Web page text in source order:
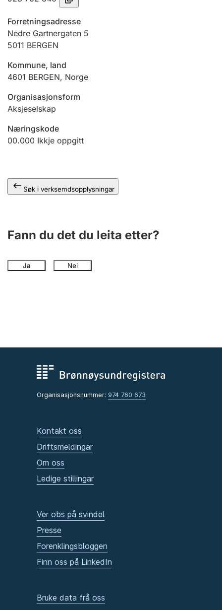
Jeger
Ektepaktrettleiaren
Andre tema
Forretningsadresse
Nedre Gartnergaten 5
5011 BERGEN
Kommune, land
4601 BERGEN, Norge
Organisasjonsform
Aksjeselskap
Næringskode
00.000 Ikkje oppgitt
Søk i verksemdsopplysningar
Fann du det du leita etter?
Ja Nei
Organisasjonsnummer: 974 760 673
Kontakt oss
Driftsmeldingar
Om oss
Ledige stillingar
Ver obs på svindel
Presse
Forenklingsbloggen
Finn oss på LinkedIn
Bruke data frå oss